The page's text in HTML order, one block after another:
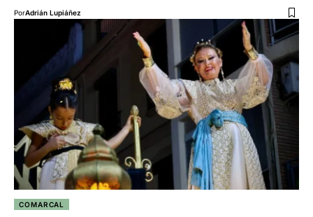
PorAdrián Lupiáñez
COMARCAL